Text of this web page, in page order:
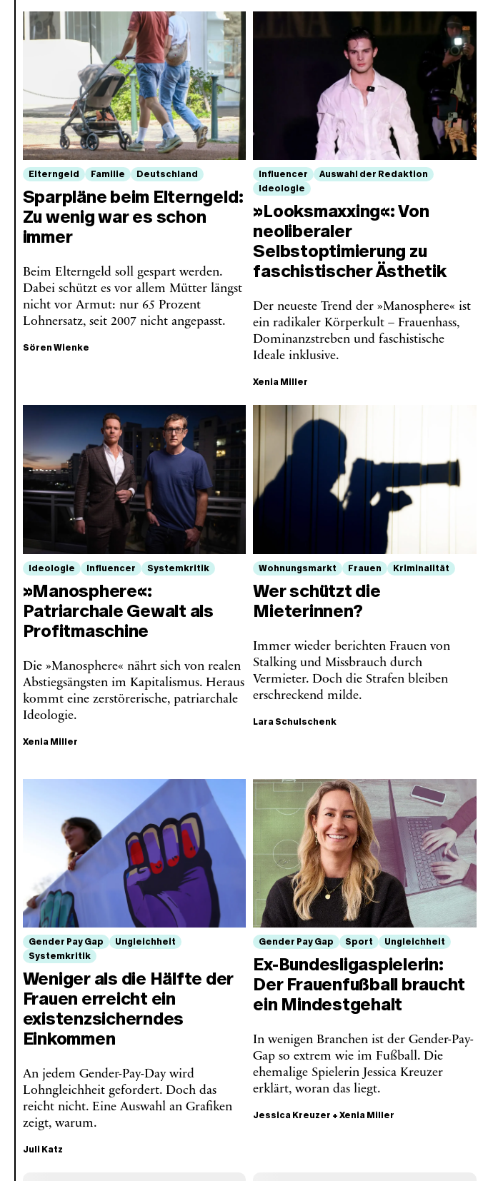
Elterngeld Familie Deutschland
Sparpläne beim Elterngeld:
Zu wenig war es schon
immer
Beim Elterngeld soll gespart werden.
Dabei schützt es vor allem Mütter längst
nicht vor Armut: nur 65 Prozent
Lohnersatz, seit 2007 nicht angepasst.
Sören Wienke
Influencer
Auswahl der Redaktion
Ideologie
»Looksmaxxing«: Von
neoliberaler
Selbstoptimierung zu
faschistischer Ästhetik
Der neueste Trend der »Manosphere« ist
ein radikaler Körperkult – Frauenhass,
Dominanzstreben und faschistische
Ideale inklusive.
Xenia Miller
Ideologie Influencer Systemkritik
»Manosphere«:
Patriarchale Gewalt als
Profitmaschine
Die »Manosphere« nährt sich von realen
Abstiegsängsten im Kapitalismus. Heraus
kommt eine zerstörerische, patriarchale
Ideologie.
Xenia Miller
Wohnungsmarkt Frauen Kriminalität
Wer schützt die
Mieterinnen?
Immer wieder berichten Frauen von
Stalking und Missbrauch durch
Vermieter. Doch die Strafen bleiben
erschreckend milde.
Lara Schulschenk
Gender Pay Gap
Ungleichheit
Systemkritik
Weniger als die Hälfte der
Frauen erreicht ein
existenzsicherndes
Einkommen
An jedem Gender-Pay-Day wird
Lohngleichheit gefordert. Doch das
reicht nicht. Eine Auswahl an Grafiken
zeigt, warum.
Juli Katz
Gender Pay Gap Sport Ungleichheit
Ex-Bundesligaspielerin:
Der Frauenfußball braucht
ein Mindestgehalt
In wenigen Branchen ist der Gender-Pay-
Gap so extrem wie im Fußball. Die
ehemalige Spielerin Jessica Kreuzer
erklärt, woran das liegt.
Jessica Kreuzer +Xenia Miller